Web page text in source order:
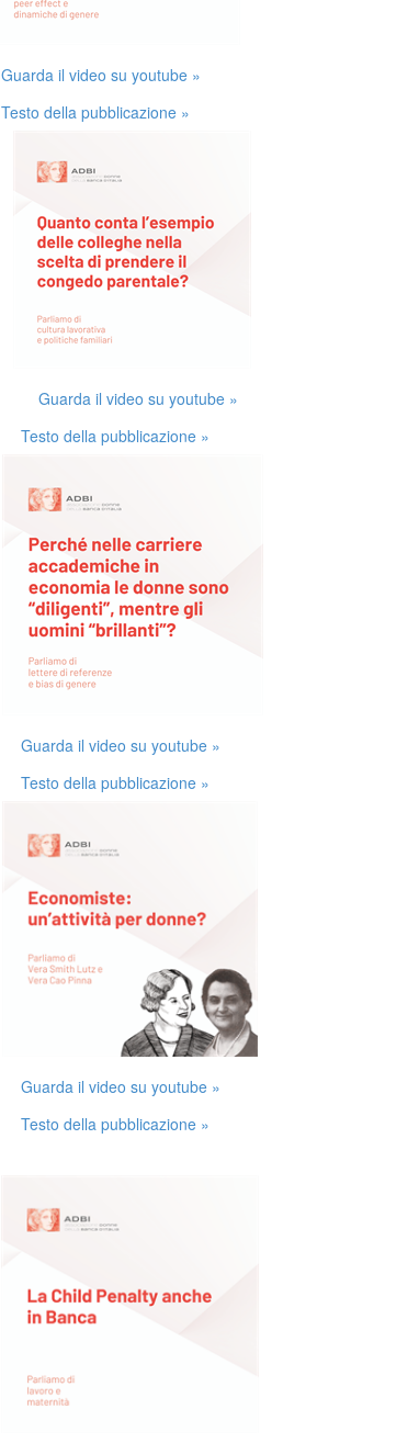
Guarda il video su youtube »
Testo della pubblicazione »
Guarda il video su youtube »
Testo della pubblicazione »
Guarda il video su youtube »
Testo della pubblicazione »
Guarda il video su youtube »
Testo della pubblicazione »